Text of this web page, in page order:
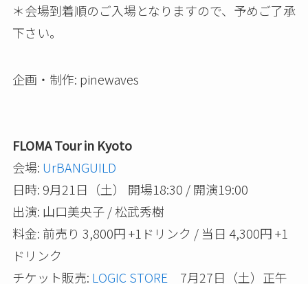
＊会場到着順のご入場となりますので、予めご了承
下さい。
企画・制作: pinewaves
FLOMA Tour in Kyoto
会場: UrBANGUILD
日時: 9月21日（土） 開場18:30 / 開演19:00
出演: 山口美央子 / 松武秀樹
料金: 前売り 3,800円 +1ドリンク / 当日 4,300円 +1
ドリンク
チケット販売: LOGIC STORE 7月27日（土）正午